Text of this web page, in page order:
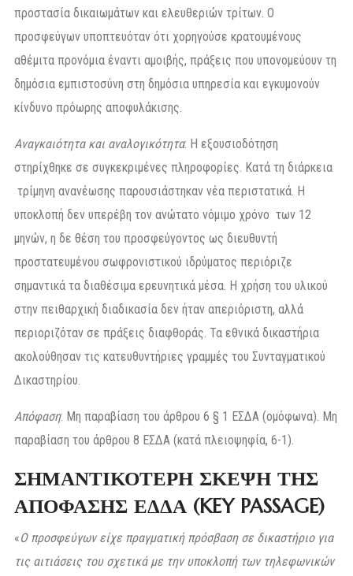
προστασία δικαιωμάτων και ελευθεριών τρίτων. Ο
προσφεύγων υποπτευόταν ότι χορηγούσε κρατουμένους
αθέμιτα προνόμια έναντι αμοιβής, πράξεις που υπονομεύουν τη
δημόσια εμπιστοσύνη στη δημόσια υπηρεσία και εγκυμονούν
κίνδυνο πρόωρης αποφυλάκισης.
Αναγκαιότητα και αναλογικότητα: Η εξουσιοδότηση
στηρίχθηκε σε συγκεκριμένες πληροφορίες. Κατά τη διάρκεια
τρίμηνη ανανέωσης παρουσιάστηκαν νέα περιστατικά. Η
υποκλοπή δεν υπερέβη τον ανώτατο νόμιμο χρόνο των 12
μηνών, η δε θέση του προσφεύγοντος ως διευθυντή
προστατευμένου σωφρονιστικού ιδρύματος περιόριζε
σημαντικά τα διαθέσιμα ερευνητικά μέσα. Η χρήση του υλικού
στην πειθαρχική διαδικασία δεν ήταν απεριόριστη, αλλά
περιοριζόταν σε πράξεις διαφθοράς. Τα εθνικά δικαστήρια
ακολούθησαν τις κατευθυντήριες γραμμές του Συνταγματικού
Δικαστηρίου.
Απόφαση: Μη παραβίαση του άρθρου 6 § 1 ΕΣΔΑ (ομόφωνα). Μη
παραβίαση του άρθρου 8 ΕΣΔΑ (κατά πλειοψηφία, 6-1).
ΣΗΜΑΝΤΙΚΟΤΕΡΗ ΣΚΕΨΗ ΤΗΣ
ΑΠΟΦΑΣΗΣ ΕΔΔΑ (KEY PASSAGE)
«Ο προσφεύγων είχε πραγματική πρόσβαση σε δικαστήριο για
τις αιτιάσεις του σχετικά με την υποκλοπή των τηλεφωνικών